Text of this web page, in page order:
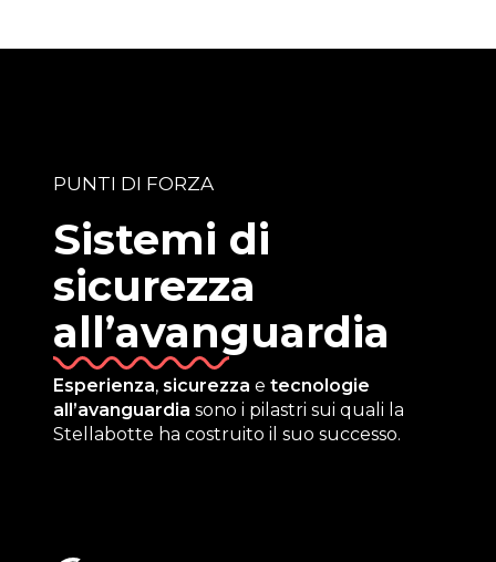
PUNTI DI FORZA
Sistemi di
sicurezza
all’avanguardia
Esperienza, sicurezza e tecnologie
all’avanguardia sono i pilastri sui quali la
Stellabotte ha costruito il suo successo.